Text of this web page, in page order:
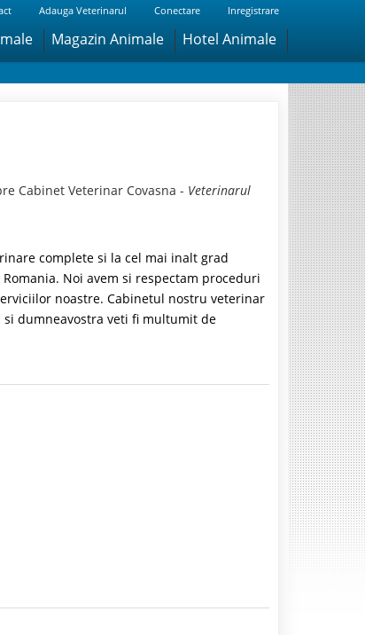
Adauga Veterinarul Conectare Inregistrare
Magazin Animale Hotel Animale
Cabinet Veterinar Covasna - Veterinarul
complete si la cel mai inalt grad
Noi avem si respectam proceduri
noastre. Cabinetul nostru veterinar
dumneavostra veti fi multumit de